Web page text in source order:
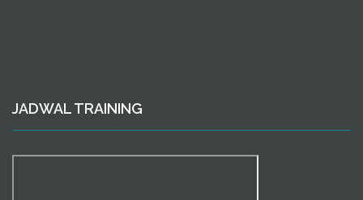
JADWAL TRAINING